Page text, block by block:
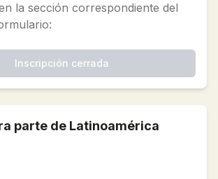
la sección correspondiente del
Inscripción cerrada
parte de Latinoamérica